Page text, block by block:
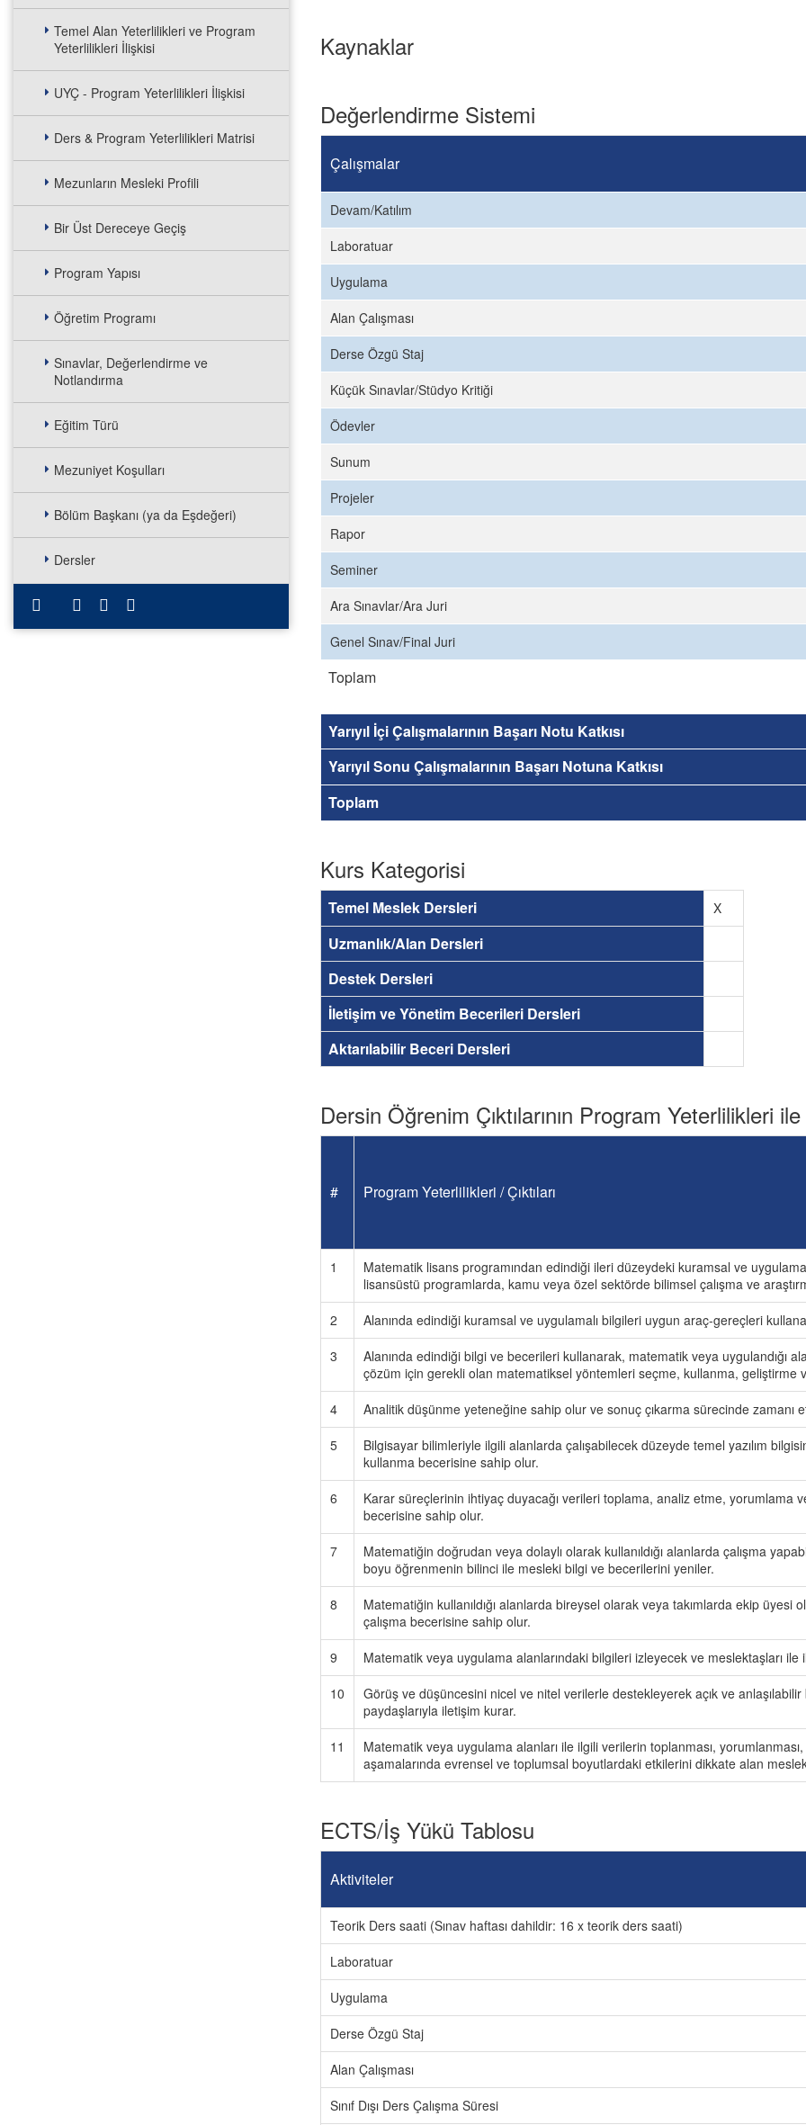
Temel Alan Yeterlilikleri ve Program
Yeterlilikleri İlişkisi
UYÇ - Program Yeterlilikleri İlişkisi
Ders & Program Yeterlilikleri Matrisi
Mezunların Mesleki Profili
Bir Üst Dereceye Geçiş
Program Yapısı
Öğretim Programı
Sınavlar, Değerlendirme ve
Notlandırma
Eğitim Türü
Mezuniyet Koşulları
Bölüm Başkanı (ya da Eşdeğeri)
Dersler
Kaynaklar
Değerlendirme Sistemi
Çalışmalar
Devam/Katılım
Laboratuar
Uygulama
Alan Çalışması
Derse Özgü Staj
Küçük Sınavlar/Stüdyo Kritiği
Ödevler
Sunum
Projeler
Rapor
Seminer
Ara Sınavlar/Ara Juri
Genel Sınav/Final Juri
Toplam
Yarıyıl İçi Çalışmalarının Başarı Notu Katkısı
Yarıyıl Sonu Çalışmalarının Başarı Notuna Katkısı
Toplam
Kurs Kategorisi
Temel Meslek Dersleri X
Uzmanlık/Alan Dersleri
Destek Dersleri
İletişim ve Yönetim Becerileri Dersleri
Aktarılabilir Beceri Dersleri
Dersin Öğrenim Çıktılarının Program Yeterlilikleri
# Program Yeterlilikleri / Çıktıları
1
Matematik lisans programından edindiği ileri düzeydeki kuramsal ve
lisansüstü programlarda, kamu veya özel sektörde bilimsel çalışma ve
2
Alanında edindiği kuramsal ve uygulamalı bilgileri uygun araç-gereçleri
3
Alanında edindiği bilgi ve becerileri kullanarak, matematik veya uygulandığı
çözüm için gerekli olan matematiksel yöntemleri seçme, kullanma, geliştirme
4
Analitik düşünme yeteneğine sahip olur ve sonuç çıkarma sürecinde zamanı
5
Bilgisayar bilimleriyle ilgili alanlarda çalışabilecek düzeyde temel yazılım
kullanma becerisine sahip olur.
6
Karar süreçlerinin ihtiyaç duyacağı verileri toplama, analiz etme, yorumlama
becerisine sahip olur.
7
Matematiğin doğrudan veya dolaylı olarak kullanıldığı alanlarda çalışma
boyu öğrenmenin bilinci ile mesleki bilgi ve becerilerini yeniler.
8
Matematiğin kullanıldığı alanlarda bireysel olarak veya takımlarda ekip üyesi
çalışma becerisine sahip olur.
9
Matematik veya uygulama alanlarındaki bilgileri izleyecek ve meslektaşları
10
Görüş ve düşüncesini nicel ve nitel verilerle destekleyerek açık ve anlaşılabilir
paydaşlarıyla iletişim kurar.
11
Matematik veya uygulama alanları ile ilgili verilerin toplanması,
aşamalarında evrensel ve toplumsal boyutlardaki etkilerini dikkate alan
ECTS/İş Yükü Tablosu
Aktiviteler
Teorik Ders saati (Sınav haftası dahildir: 16 x teorik ders saati)
Laboratuar
Uygulama
Derse Özgü Staj
Alan Çalışması
Sınıf Dışı Ders Çalışma Süresi